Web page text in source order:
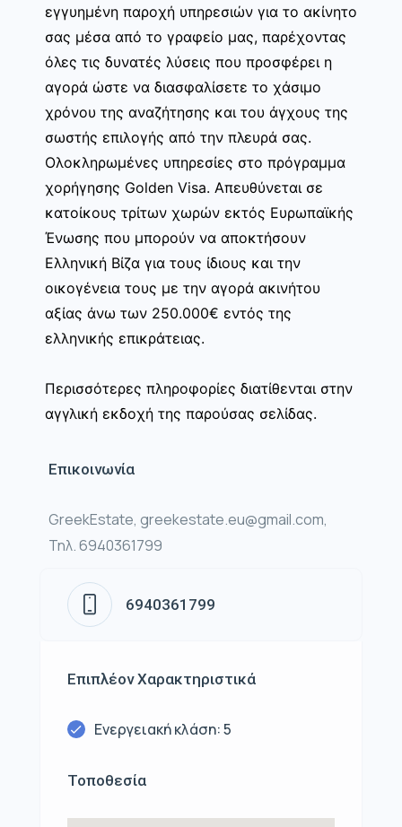
εγγυημένη παροχή υπηρεσιών για το ακίνητο
σας μέσα από το γραφείο μας, παρέχοντας
όλες τις δυνατές λύσεις που προσφέρει η
αγορά ώστε να διασφαλίσετε το χάσιμο
χρόνου της αναζήτησης και του άγχους της
σωστής επιλογής από την πλευρά σας.
Ολοκληρωμένες υπηρεσίες στο πρόγραμμα
χορήγησης Golden Visa. Απευθύνεται σε
κατοίκους τρίτων χωρών εκτός Ευρωπαϊκής
Ένωσης που μπορούν να αποκτήσουν
Ελληνική Βίζα για τους ίδιους και την
οικογένεια τους με την αγορά ακινήτου
αξίας άνω των 250.000€ εντός της
ελληνικής επικράτειας.
Περισσότερες πληροφορίες διατίθενται στην
αγγλική εκδοχή της παρούσας σελίδας.
Επικοινωνία
GreekEstate, greekestate.eu@gmail.com,
Τηλ. 6940361799
6940361799
Επιπλέον Χαρακτηριστικά
Ενεργειακή κλάση: 5
Τοποθεσία